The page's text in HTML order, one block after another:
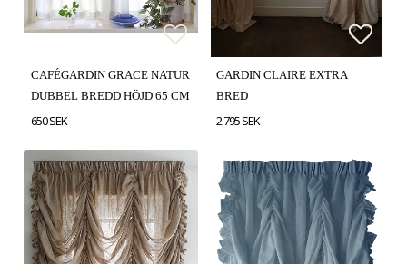
Lägg till i favoritlistan
CAFÉGARDIN GRACE NATUR
DUBBEL BREDD HÖJD 65 CM
650 SEK
GARDIN CLAIRE EXTRA
BRED
2 795 SEK